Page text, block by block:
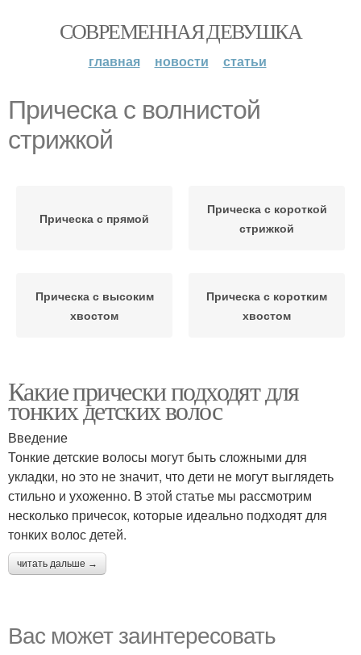
СОВРЕМЕННАЯ ДЕВУШКА
главная новости статьи
Прическа с волнистой
стрижкой
Прическа с прямой
Прическа с короткой
стрижкой
Прическа с высоким
хвостом
Прическа с коротким
хвостом
Какие прически подходят для
тонких детских волос
Введение
Тонкие детские волосы могут быть сложными для
укладки, но это не значит, что дети не могут выглядеть
стильно и ухоженно. В этой статье мы рассмотрим
несколько причесок, которые идеально подходят для
тонких волос детей.
читать дальше →
Вас может заинтересовать